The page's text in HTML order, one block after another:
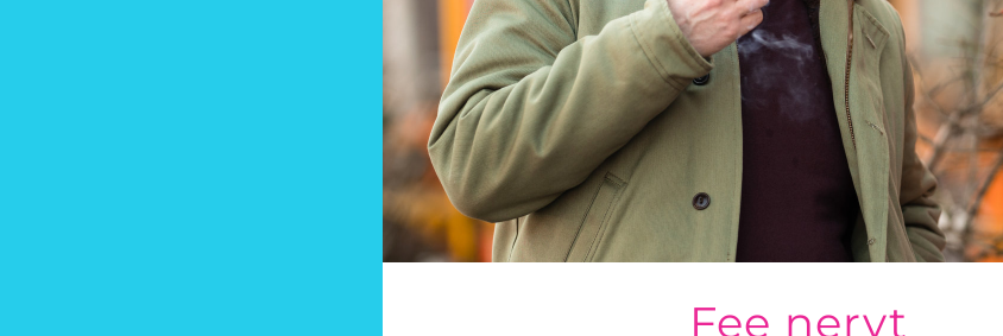
Fee nervt